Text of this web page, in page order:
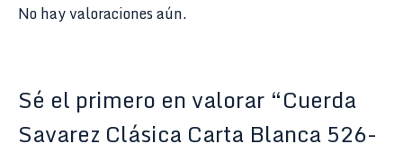
No hay valoraciones aún.
Sé el primero en valorar “Cuerda
Savarez Clásica Carta Blanca 526-